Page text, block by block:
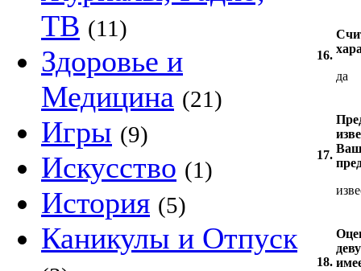
ТВ (11)
Здоровье и
Медицина (21)
Игры (9)
Искусство (1)
История (5)
Каникулы и Отпуск
16.
да
17.
18.